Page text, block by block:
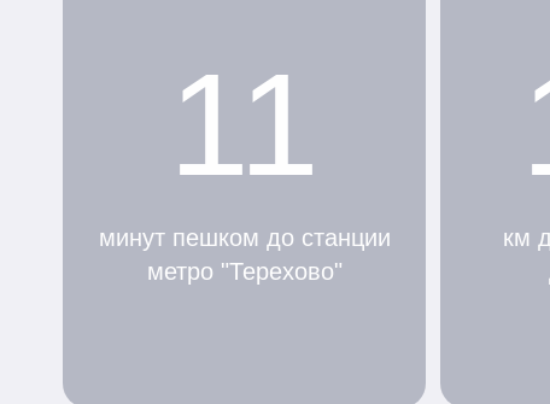
11
минут пешком до станции
метро "Терехово"
км